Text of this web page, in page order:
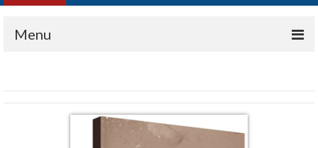
Legislação
Menu